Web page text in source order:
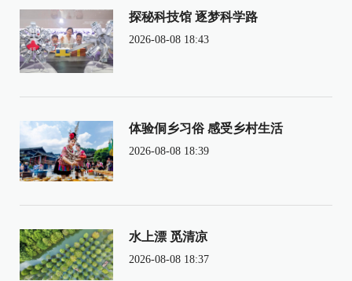
探秘科技馆 逐梦科学路
2026-08-08 18:43
体验侗乡习俗 感受乡村生活
2026-08-08 18:39
水上漂 觅清凉
2026-08-08 18:37